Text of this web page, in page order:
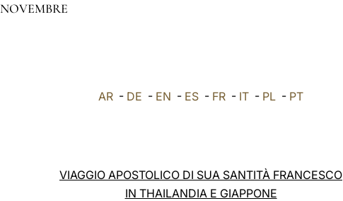
NOVEMBRE
AR - DE - EN - ES - FR - IT - PL - PT
VIAGGIO APOSTOLICO DI SUA SANTITÀ FRANCESCO
IN THAILANDIA E GIAPPONE